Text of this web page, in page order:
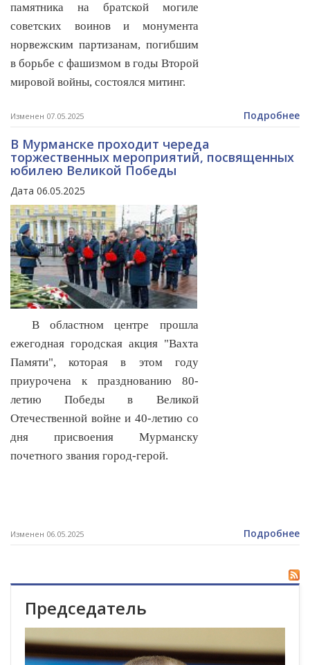
памятника на братской могиле
советских воинов и монумента
норвежским партизанам, погибшим
в борьбе с фашизмом в годы Второй
мировой войны, состоялся митинг.
Изменен 07.05.2025 Подробнее
В Мурманске проходит череда
торжественных мероприятий, посвященных
юбилею Великой Победы
Дата 06.05.2025
В областном центре прошла
ежегодная городская акция "Вахта
Памяти", которая в этом году
приурочена к празднованию 80-
летию Победы в Великой
Отечественной войне и 40-летию со
дня присвоения Мурманску
почетного звания город-герой.
Изменен 06.05.2025 Подробнее
Председатель